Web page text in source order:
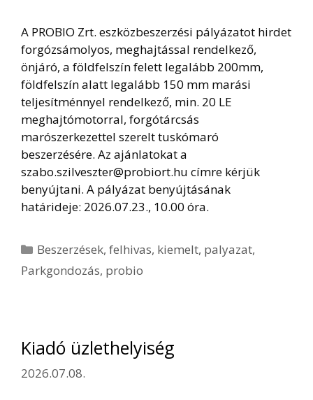
A PROBIO Zrt. eszközbeszerzési pályázatot hirdet
forgózsámolyos, meghajtással rendelkező,
önjáró, a földfelszín felett legalább 200mm,
földfelszín alatt legalább 150 mm marási
teljesítménnyel rendelkező, min. 20 LE
meghajtómotorral, forgótárcsás
marószerkezettel szerelt tuskómaró
beszerzésére. Az ajánlatokat a
szabo.szilveszter@probiort.hu címre kérjük
benyújtani. A pályázat benyújtásának
határideje: 2026.07.23., 10.00 óra.
Kategória
Beszerzések,felhivas, kiemelt, palyazat,
Parkgondozás, probio
Kiadó üzlethelyiség
2026.07.08.